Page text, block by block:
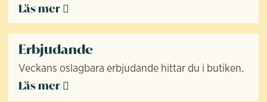
Läs mer
Erbjudande
Veckans oslagbara erbjudande hittar du i butiken.
Läs mer